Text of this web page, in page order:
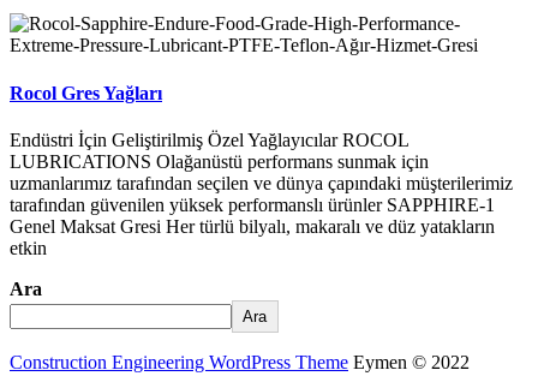
Rocol Gres Yağları
Endüstri İçin Geliştirilmiş Özel Yağlayıcılar ROCOL
LUBRICATIONS Olağanüstü performans sunmak için
uzmanlarımız tarafından seçilen ve dünya çapındaki müşterilerimiz
tarafından güvenilen yüksek performanslı ürünler SAPPHIRE-1
Genel Maksat Gresi Her türlü bilyalı, makaralı ve düz yatakların
etkin
Ara
Ara
Construction Engineering WordPress Theme Eymen © 2022